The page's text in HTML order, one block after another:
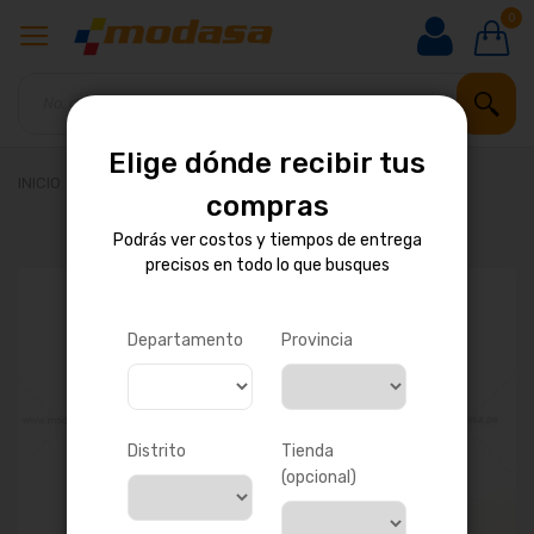
0
BOCINA DE BIELA
Elige dónde recibir tus
compras
Podrás ver costos y tiempos de entrega
precisos en todo lo que busques
Departamento Provincia
Distrito
Tienda
(opcional)